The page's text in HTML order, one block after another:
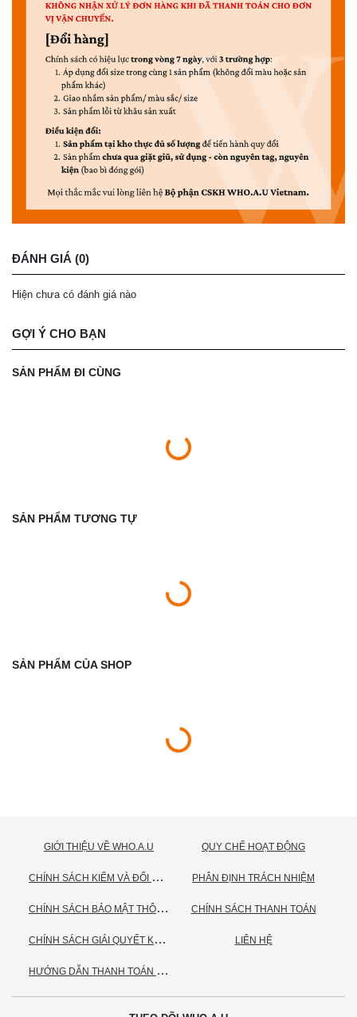
ĐÁNH GIÁ (0)
Hiện chưa có đánh giá nào
GỢI Ý CHO BẠN
SẢN PHẨM ĐI CÙNG
SẢN PHẨM TƯƠNG TỰ
SẢN PHẨM CỦA SHOP
GIỚI THIỆU VỀ WHO.A.U
C
HÍNH SÁCH KIỂM VÀ ĐỔI TRẢ HÀNG
C
HÍNH SÁCH BẢO MẬT THÔNG TIN CÁ NHÂN
C
HÍNH SÁCH GIẢI QUYẾT KHIẾU NẠI
H
ƯỚNG DẪN THANH TOÁN VNPAY
QUY CHẾ HOẠT ĐỘNG
PHÂN ĐỊNH TRÁCH NHIỆM
CHÍNH SÁCH THANH TOÁN
LIÊN HỆ